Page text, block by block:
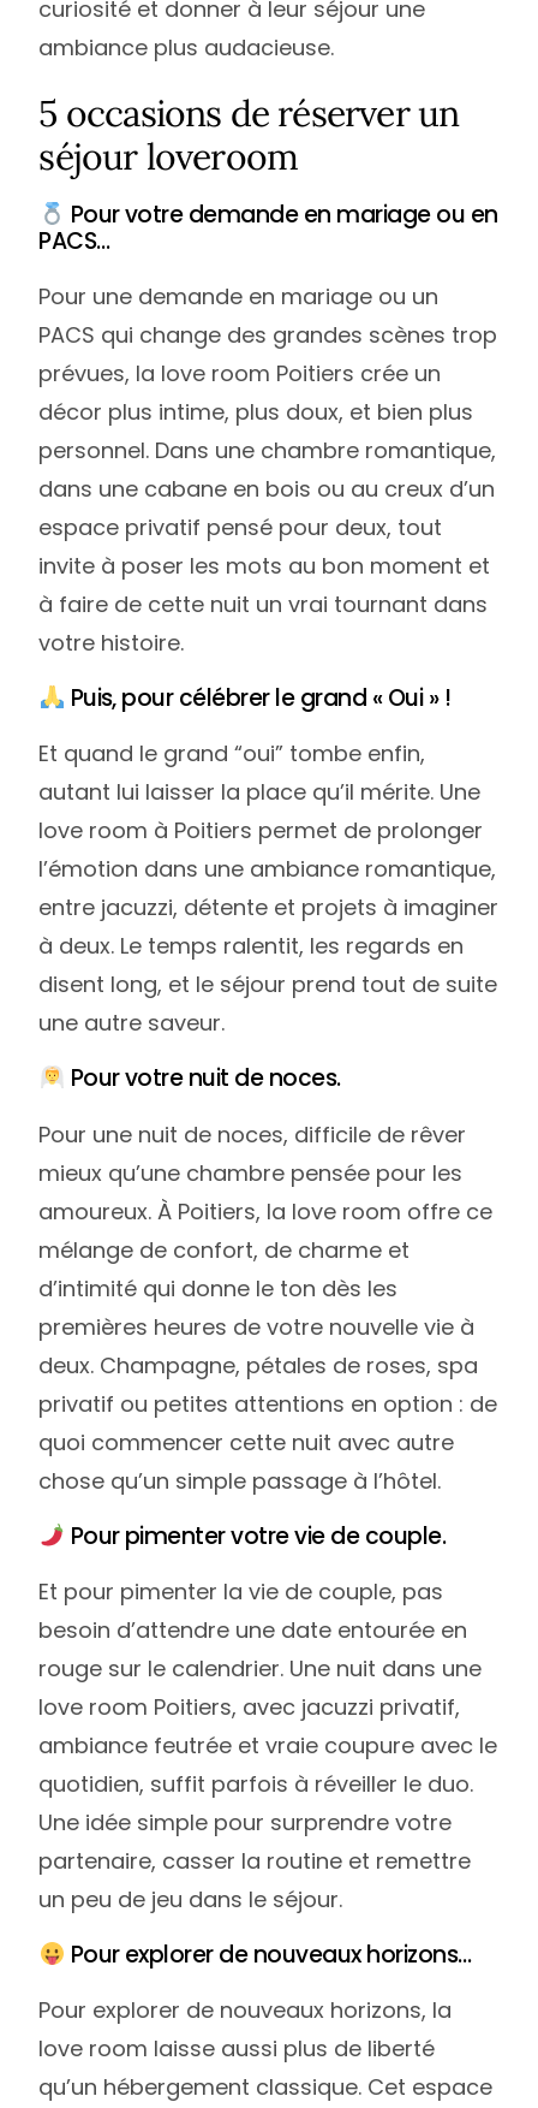
curiosité et donner à leur séjour une
ambiance plus audacieuse.
5 occasions de réserver un
séjour loveroom
Pour votre demande en mariage ou en
PACS…
Pour une demande en mariage ou un
PACS qui change des grandes scènes trop
prévues, la love room Poitiers crée un
décor plus intime, plus doux, et bien plus
personnel. Dans une chambre romantique,
dans une cabane en bois ou au creux d’un
espace privatif pensé pour deux, tout
invite à poser les mots au bon moment et
à faire de cette nuit un vrai tournant dans
votre histoire.
Puis, pour célébrer le grand « Oui » !
Et quand le grand “oui” tombe enfin,
autant lui laisser la place qu’il mérite. Une
love room à Poitiers permet de prolonger
l’émotion dans une ambiance romantique,
entre jacuzzi, détente et projets à imaginer
à deux. Le temps ralentit, les regards en
disent long, et le séjour prend tout de suite
une autre saveur.
Pour votre nuit de noces.
Pour une nuit de noces, difficile de rêver
mieux qu’une chambre pensée pour les
amoureux. À Poitiers, la love room offre ce
mélange de confort, de charme et
d’intimité qui donne le ton dès les
premières heures de votre nouvelle vie à
deux. Champagne, pétales de roses, spa
privatif ou petites attentions en option : de
quoi commencer cette nuit avec autre
chose qu’un simple passage à l’hôtel.
Pour pimenter votre vie de couple.
Et pour pimenter la vie de couple, pas
besoin d’attendre une date entourée en
rouge sur le calendrier. Une nuit dans une
love room Poitiers, avec jacuzzi privatif,
ambiance feutrée et vraie coupure avec le
quotidien, suffit parfois à réveiller le duo.
Une idée simple pour surprendre votre
partenaire, casser la routine et remettre
un peu de jeu dans le séjour.
Pour explorer de nouveaux horizons…
Pour explorer de nouveaux horizons, la
love room laisse aussi plus de liberté
qu’un hébergement classique. Cet espace